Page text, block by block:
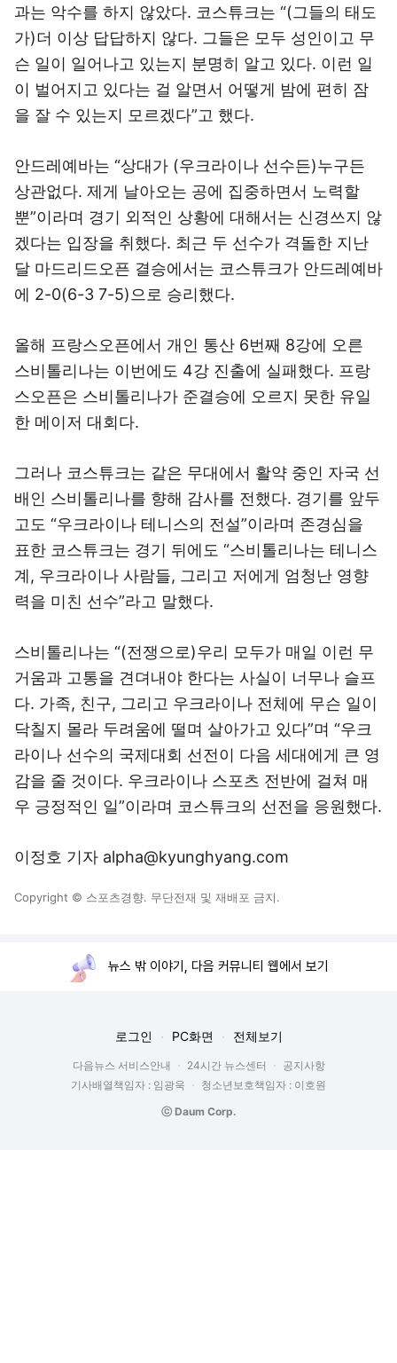
과는 악수를 하지 않았다. 코스튜크는 “(그들의 태도
가)더 이상 답답하지 않다. 그들은 모두 성인이고 무
슨 일이 일어나고 있는지 분명히 알고 있다. 이런 일
이 벌어지고 있다는 걸 알면서 어떻게 밤에 편히 잠
을 잘 수 있는지 모르겠다”고 했다.
안드레예바는 “상대가 (우크라이나 선수든)누구든
상관없다. 제게 날아오는 공에 집중하면서 노력할
뿐”이라며 경기 외적인 상황에 대해서는 신경쓰지 않
겠다는 입장을 취했다. 최근 두 선수가 격돌한 지난
달 마드리드오픈 결승에서는 코스튜크가 안드레예바
에 2-0(6-3 7-5)으로 승리했다.
올해 프랑스오픈에서 개인 통산 6번째 8강에 오른
스비톨리나는 이번에도 4강 진출에 실패했다. 프랑
스오픈은 스비톨리나가 준결승에 오르지 못한 유일
한 메이저 대회다.
그러나 코스튜크는 같은 무대에서 활약 중인 자국 선
배인 스비톨리나를 향해 감사를 전했다. 경기를 앞두
고도 “우크라이나 테니스의 전설”이라며 존경심을
표한 코스튜크는 경기 뒤에도 “스비톨리나는 테니스
계, 우크라이나 사람들, 그리고 저에게 엄청난 영향
력을 미친 선수”라고 말했다.
스비톨리나는 “(전쟁으로)우리 모두가 매일 이런 무
거움과 고통을 견뎌내야 한다는 사실이 너무나 슬프
다. 가족, 친구, 그리고 우크라이나 전체에 무슨 일이
닥칠지 몰라 두려움에 떨며 살아가고 있다”며 “우크
라이나 선수의 국제대회 선전이 다음 세대에게 큰 영
감을 줄 것이다. 우크라이나 스포츠 전반에 걸쳐 매
우 긍정적인 일”이라며 코스튜크의 선전을 응원했다.
이정호 기자 alpha@kyunghyang.com
Copyright © 스포츠경향. 무단전재 및 재배포 금지.
뉴스 밖 이야기, 다음 커뮤니티 웹에서 보기
로그인 PC화면 전체보기
다음뉴스 서비스안내 24시간 뉴스센터
공지사항
기사배열책임자 : 임광욱
청소년보호책임자 : 이호원
ⓒ Daum Corp.